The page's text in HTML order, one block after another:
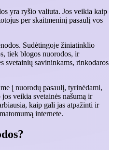
yra ryšio valiuta. Jos veikia kaip
per skaitmeninį pasaulį vos
Sudėtingoje žiniatinklio
tiek blogos nuorodos, ir
svetainių savininkams, rinkodaros
į nuorodų pasaulį, tyrinėdami,
veikia svetainės našumą ir
kaip gali jas atpažinti ir
internete.